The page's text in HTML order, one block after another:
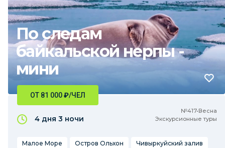
По следам
байкальской нерпы -
мини
№417•Весна
Экскурсионные туры
ОТ 81 000₽/ЧЕЛ
4 дня 3 ночи
Малое Море Остров Ольхон
Чивыркуйский залив